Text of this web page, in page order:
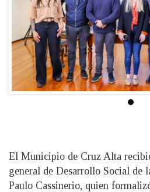
El Municipio de Cruz Alta
general de Desarrollo Social de
Paulo Cassinerio, quien